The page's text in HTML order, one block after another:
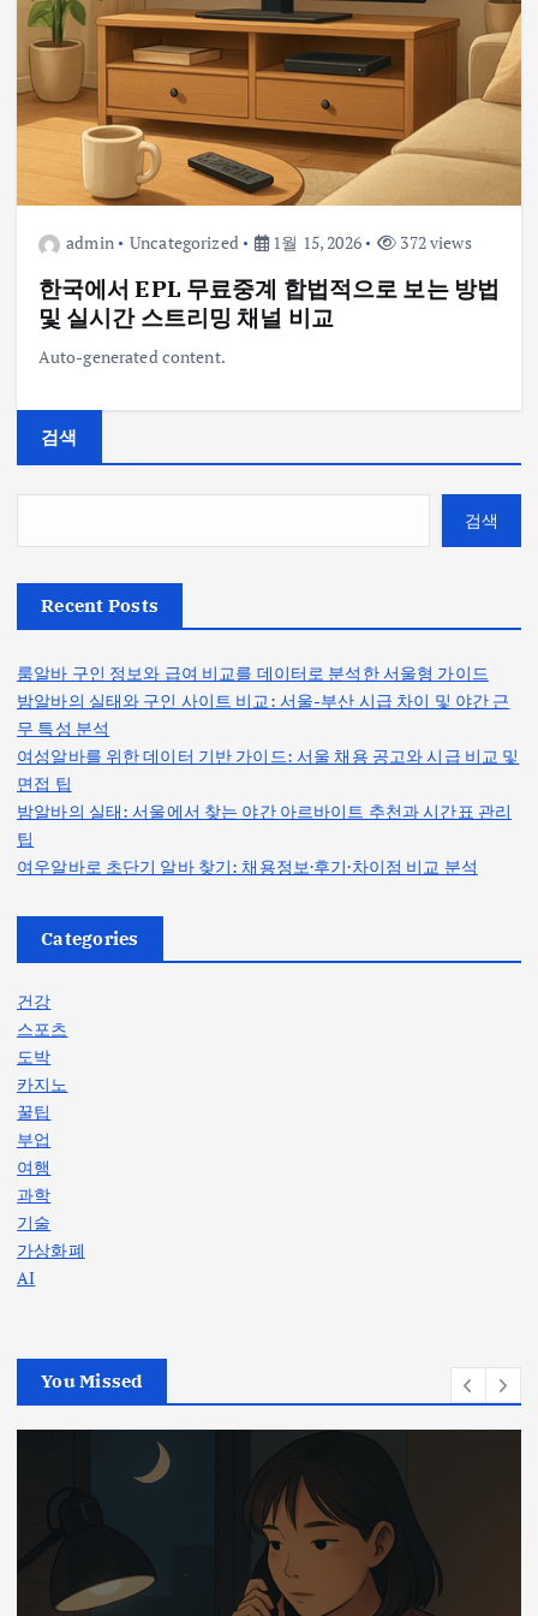
admin Uncategorized 1월 15, 2026 372 views
한국에서 EPL 무료중계 합법적으로 보는 방법
및 실시간 스트리밍 채널 비교
Auto-generated content.
검색
검색
Recent Posts
룸알바 구인 정보와 급여 비교를 데이터로 분석한 서울형 가이드
밤알바의 실태와 구인 사이트 비교: 서울-부산 시급 차이 및 야간 근
무 특성 분석
여성알바를 위한 데이터 기반 가이드: 서울 채용 공고와 시급 비교 및
면접 팁
밤알바의 실태: 서울에서 찾는 야간 아르바이트 추천과 시간표 관리
팁
여우알바로 초단기 알바 찾기: 채용정보·후기·차이점 비교 분석
Categories
건강
스포츠
도박
카지노
꿀팁
부업
여행
과학
기술
가상화폐
AI
You Missed